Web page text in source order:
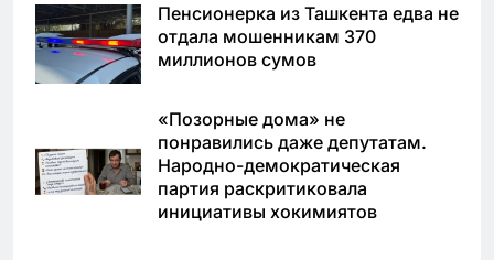
Пенсионерка из Ташкента едва не
отдала мошенникам 370
миллионов сумов
«Позорные дома» не
понравились даже депутатам.
Народно-демократическая
партия раскритиковала
инициативы хокимиятов